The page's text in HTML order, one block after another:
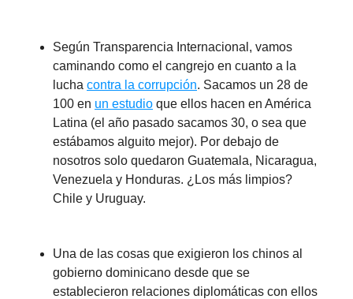
Según Transparencia Internacional, vamos
caminando como el cangrejo en cuanto a la
lucha contra la corrupción. Sacamos un 28 de
100 en un estudio que ellos hacen en América
Latina (el año pasado sacamos 30, o sea que
estábamos alguito mejor). Por debajo de
nosotros solo quedaron Guatemala, Nicaragua,
Venezuela y Honduras. ¿Los más limpios?
Chile y Uruguay.
Una de las cosas que exigieron los chinos al
gobierno dominicano desde que se
establecieron relaciones diplomáticas con ellos